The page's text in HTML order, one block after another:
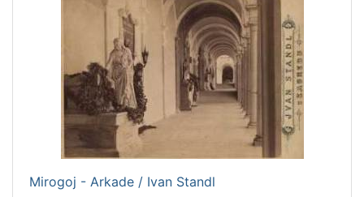
Mirogoj - Arkade / Ivan Standl